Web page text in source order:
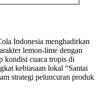
Indonesia menghadirkan
lemon-lime dengan
kondisi cuaca tropis di
kebiasaan lokal “Santai
strategi peluncuran produk